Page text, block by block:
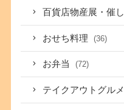
百貨店物産展・催し
おせち料理 (36)
お弁当 (72)
テイクアウトグルメ